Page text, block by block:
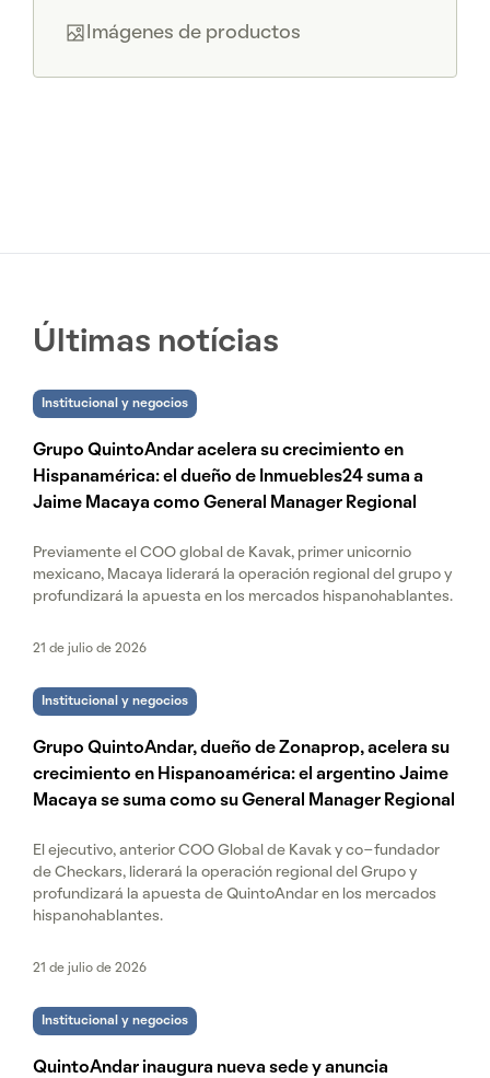
Imágenes de productos
Últimas notícias
Institucional y negocios
Grupo QuintoAndar acelera su crecimiento en
Hispanamérica: el dueño de Inmuebles24 suma a
Jaime Macaya como General Manager Regional
Previamente el COO global de Kavak, primer unicornio
mexicano, Macaya liderará la operación regional del grupo y
profundizará la apuesta en los mercados hispanohablantes.
21 de julio de 2026
Institucional y negocios
Grupo QuintoAndar, dueño de Zonaprop, acelera su
crecimiento en Hispanoamérica: el argentino Jaime
Macaya se suma como su General Manager Regional
El ejecutivo, anterior COO Global de Kavak y co-fundador
de Checkars, liderará la operación regional del Grupo y
profundizará la apuesta de QuintoAndar en los mercados
hispanohablantes.
21 de julio de 2026
Institucional y negocios
QuintoAndar inaugura nueva sede y anuncia